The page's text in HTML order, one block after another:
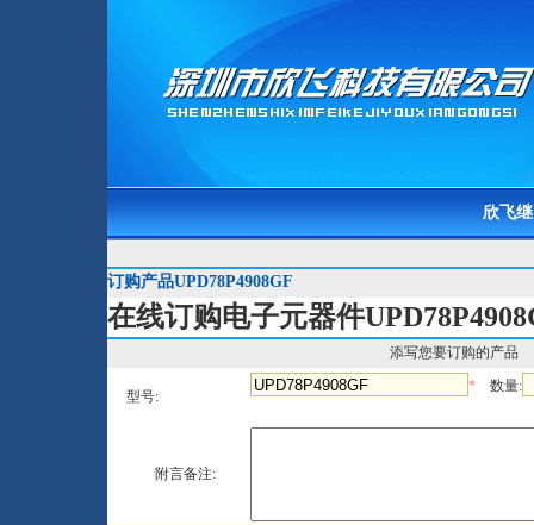
欣飞
订购产品UPD78P4908GF
在线订购电子元器件
添写您要订购的产品
型号:
* 数量:
附言备注: